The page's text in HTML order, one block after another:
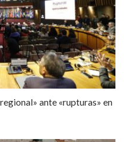
ante «rupturas» en